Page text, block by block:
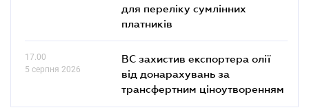
для переліку сумлінних
платників
17.00
5 серпня 2026
ВС захистив експортера олії
від донарахувань за
трансфертним ціноутворенням